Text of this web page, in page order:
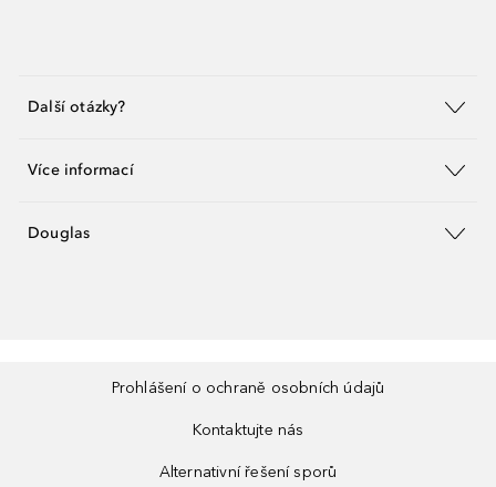
Další otázky?
Více informací
Douglas
Prohlášení o ochraně osobních údajů
Kontaktujte nás
Alternativní řešení sporů